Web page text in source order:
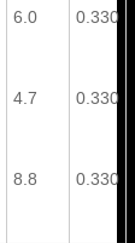
6.0 0.330
4.7 0.330
8.8 0.330